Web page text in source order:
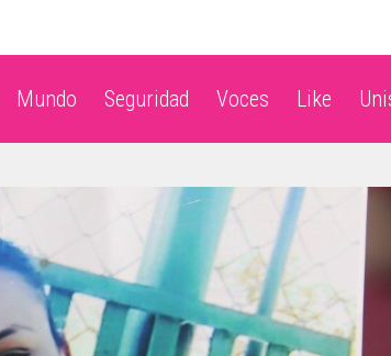
Mundo Seguridad Voces Like